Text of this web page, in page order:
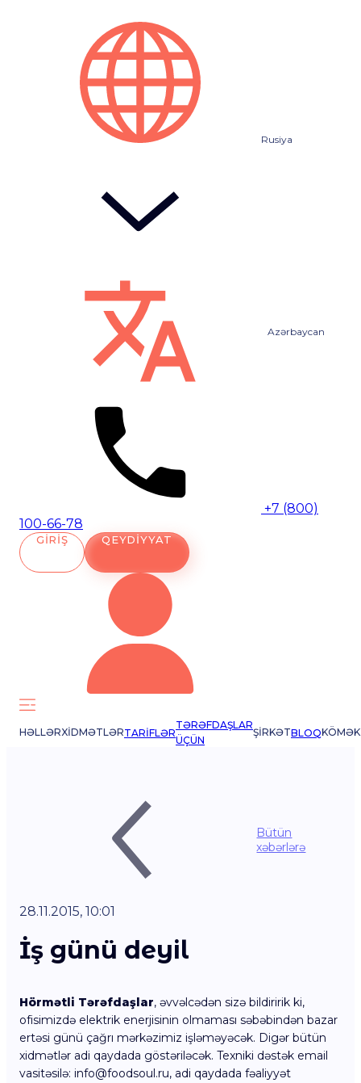
Rusiya
Azərbaycan
+7 (800)
100-66-78
GIRIŞ QEYDIYYAT
HƏLLƏRXIDMƏTLƏRTARIFLƏR
TƏRƏFDAŞLAR
ÜÇÜN
ŞIRKƏTBLOQKÖMƏK
Bütün
xəbərlərə
28.11.2015, 10:01
İş günü deyil
Hörmətli Tərəfdaşlar, əvvəlcədən sizə bildiririk ki,
ofisimizdə elektrik enerjisinin olmaması səbəbindən bazar
ertəsi günü çağrı mərkəzimiz işləməyəcək. Digər bütün
xidmətlər adi qaydada göstəriləcək. Texniki dəstək email
vasitəsilə: info@foodsoul.ru, adi qaydada fəaliyyət